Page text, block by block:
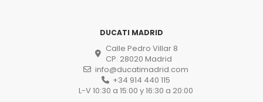
DUCATI MADRID
Calle Pedro Villar 8
CP. 28020 Madrid
info@ducatimadrid.com
+34 914 440 115
L-V 10:30 a 15:00 y 16:30 a 20:00